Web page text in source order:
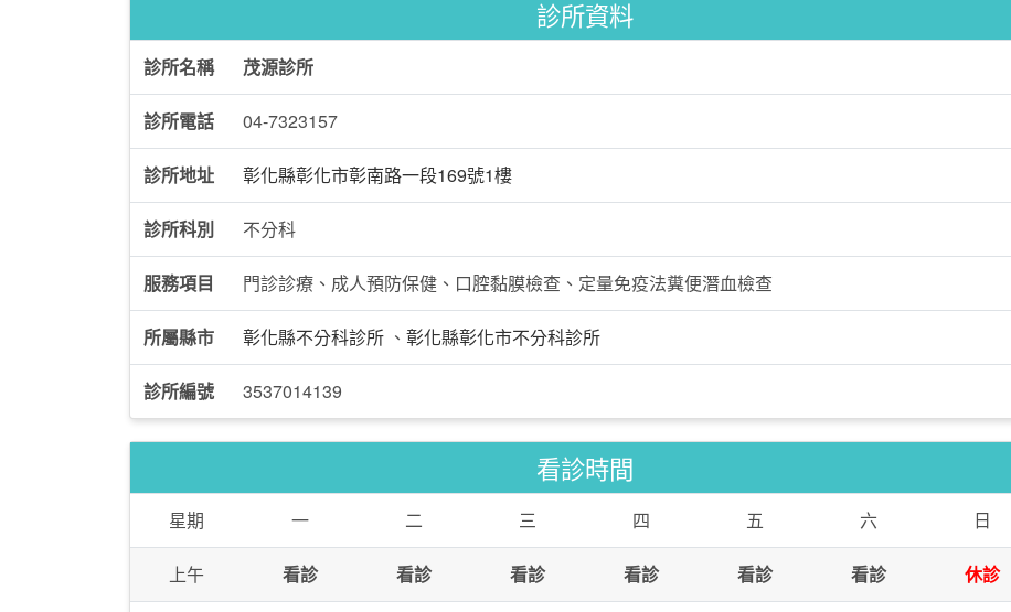
診所資料
診所名稱 茂源診所
診所電話 04-7323157
診所地址 彰化縣彰化市彰南路一段169號1樓
診所科別 不分科
服務項目 門診診療、成人預防保健、口腔黏膜檢查、定量免疫法糞便潛血檢查
所屬縣市 彰化縣不分科診所 、 彰化縣彰化市不分科診所
診所編號 3537014139
看診時間
星期 一 二 三 四 五 六 日
上午 看診 看診 看診 看診 看診 看診 休診